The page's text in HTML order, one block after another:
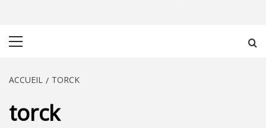
ACCUEIL TORCK
torck